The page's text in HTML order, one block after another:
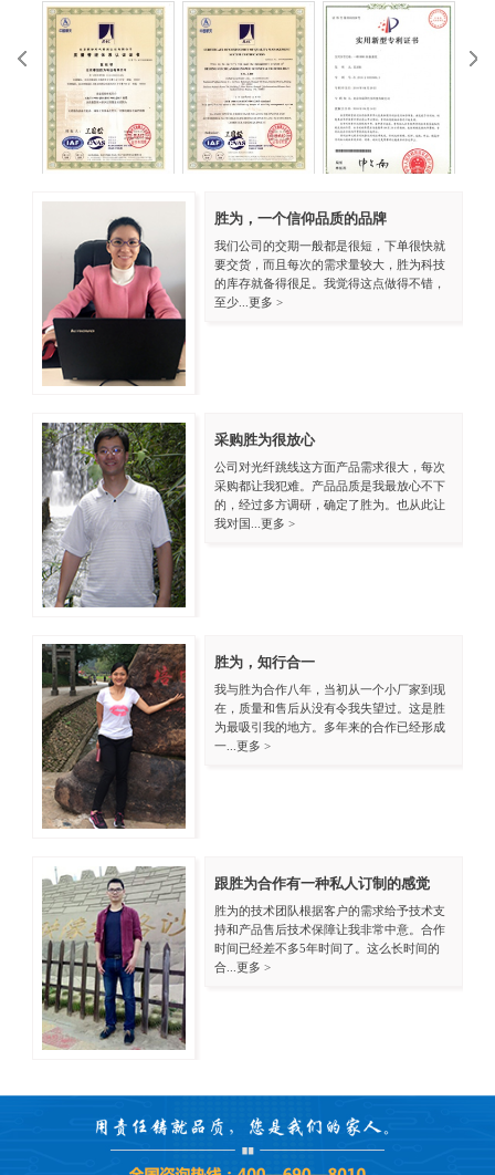
ISO9001英文
HDMI实用型专利 KVM实用专利
胜为，一个信仰品质的品牌
我们公司的交期一般都是很短，下单很快就
要交货，而且每次的需求量较大，胜为科技
的库存就备得很足。我觉得这点做得不错，
至少... 更多 >
采购胜为很放心
公司对光纤跳线这方面产品需求很大，每次
采购都让我犯难。产品品质是我最放心不下
的，经过多方调研，确定了胜为。也从此让
我对国...更多 >
胜为，知行合一
我与胜为合作八年，当初从一个小厂家到现
在，质量和售后从没有令我失望过。这是胜
为最吸引我的地方。多年来的合作已经形成
一... 更多 >
跟胜为合作有一种私人订制的感觉
胜为的技术团队根据客户的需求给予技术支
持和产品售后技术保障让我非常中意。合作
时间已经差不多5年时间了。这么长时间的
合... 更多 >